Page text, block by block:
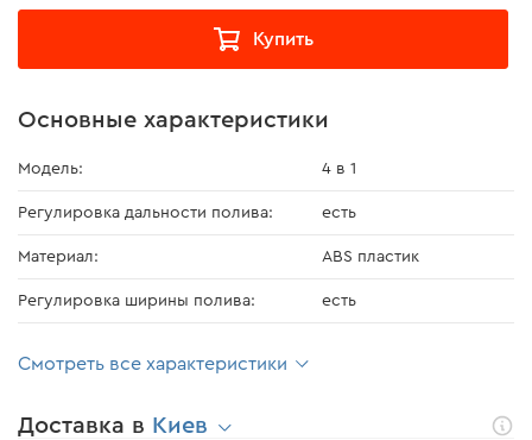
Купить
Основные характеристики
Модель: 4 в 1
Регулировка дальности полива: есть
Материал: ABS пластик
Регулировка ширины полива: есть
Смотреть все характеристики
Доставка в Киев